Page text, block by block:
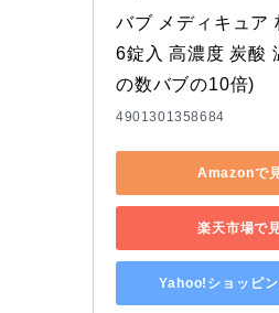
バブ メディキュア
6錠入 高濃度 炭酸
の数バブの10倍)
4901301358684
Amazonで
楽天市場で
Yahoo!ショッピ